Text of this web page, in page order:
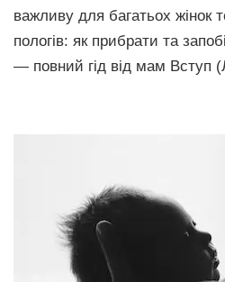
важливу для багатьох жінок
пологів: як прибрати та
— повний гід від мам Вступ